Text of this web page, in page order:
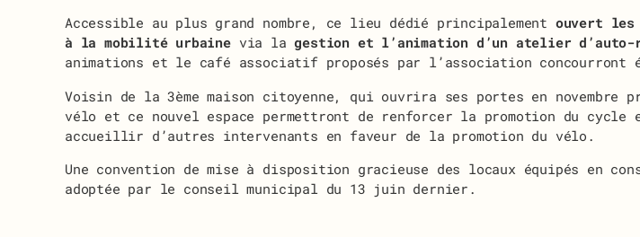
Accessible au plus grand nombre, ce lieu dédié principalement ouvert les
à la mobilité urbainevia lagestion et l’animation d’un atelier
animations et le café associatif proposés par l’association concourront
Voisin de la 3ème maison citoyenne, qui ouvrira ses portes en
vélo et ce nouvel espace permettront de renforcer la promotion du
accueillir d’autres intervenants en faveur de la promotion du vélo.
Une convention de mise à disposition gracieuse des locaux équipés en
adoptée par le conseil municipal du 13 juin dernier.